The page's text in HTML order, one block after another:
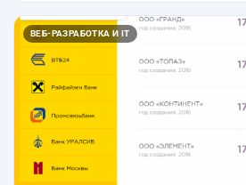
ВЕБ-РАЗРАБОТКА И IT